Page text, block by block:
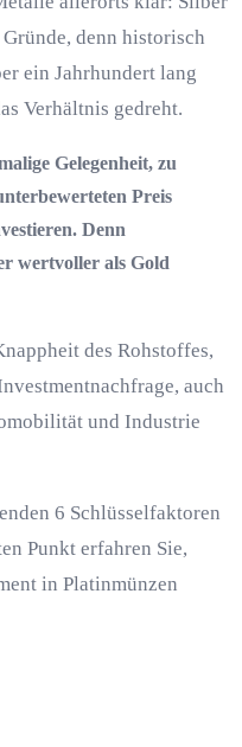
denn historisch
ein Jahrhundert lang
Verhältnis gedreht.
Gelegenheit, zu
Preis
Denn
wertvoller als Gold
des Rohstoffes,
auch
und Industrie
6 Schlüsselfaktoren
Punkt erfahren Sie,
in Platinmünzen